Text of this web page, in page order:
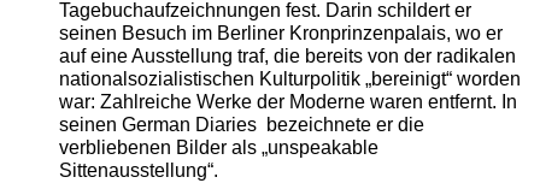
Tagebuchaufzeichnungen fest. Darin schildert er
seinen Besuch im Berliner Kronprinzenpalais, wo er
auf eine Ausstellung traf, die bereits von der radikalen
nationalsozialistischen Kulturpolitik „bereinigt“ worden
war: Zahlreiche Werke der Moderne waren entfernt. In
seinen German Diaries bezeichnete er die
verbliebenen Bilder als „unspeakable
Sittenausstellung“.